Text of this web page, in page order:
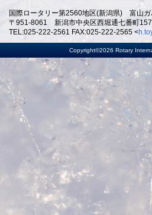
国際ロータリー第2560地区(新潟県) 富山ガ
〒951-8061 新潟市中央区西堀通七番町
TEL:025-222-2561 FAX:025-222-2565 <
Copyright©2026 Rotary